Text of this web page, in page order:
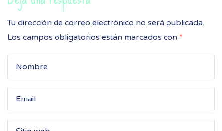
Tu dirección de correo electrónico no será publicada.
Los campos obligatorios están marcados con *